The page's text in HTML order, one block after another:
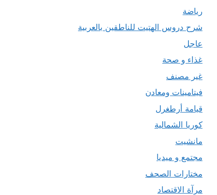
رياضة
شرح دروس الهتيت للناطقين بالعربية
عاجل
غذاء و صحة
غير مصنف
فيتامينات ومعادن
قيامة أرطغرل
كوريا الشمالية
مانشيت
مجتمع و ميديا
مختارات الصحف
مرآة الاقتصاد